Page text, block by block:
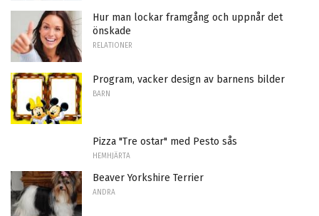
Hur man lockar framgång och uppnår det
önskade
RELATIONER
Program, vacker design av barnens bilder
BARN
Pizza "Tre ostar" med Pesto sås
HEMHJÄRTA
Beaver Yorkshire Terrier
ANDRA